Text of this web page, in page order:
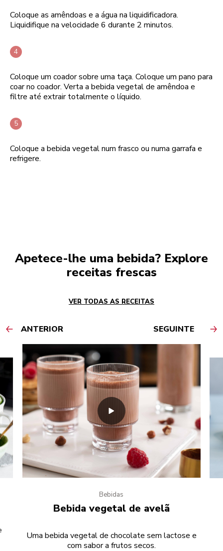
Coloque as amêndoas e a água na liquidificadora.
Liquidifique na velocidade 6 durante 2 minutos.
Coloque um coador sobre uma taça. Coloque um pano para
coar no coador. Verta a bebida vegetal de amêndoa e
filtre até extrair totalmente o líquido.
Coloque a bebida vegetal num frasco ou numa garrafa e
refrigere.
Apetece-lhe uma bebida? Explore
receitas frescas
VER TODAS AS RECEITAS
ANTERIOR SEGUINTE
Bebidas
Bebida vegetal de avelã
Uma bebida vegetal de chocolate sem lactose e
com sabor a frutos secos.